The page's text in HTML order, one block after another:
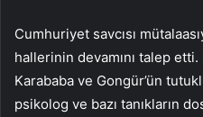
Cumhuriyet savcısı
hallerinin devamını talep
Karababa ve Gongür’ün
psikolog ve bazı tanıkların